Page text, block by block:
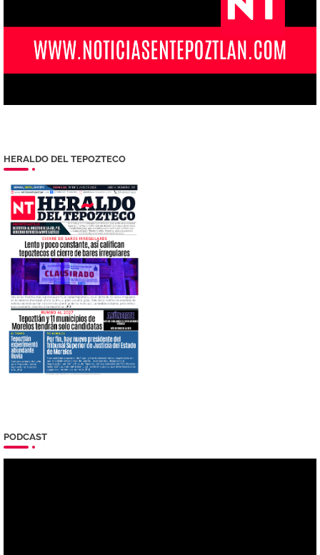
HERALDO DEL TEPOZTECO
PODCAST